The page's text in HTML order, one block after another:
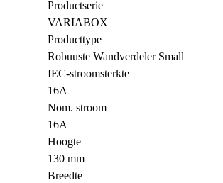
Productserie
VARIABOX
Producttype
Robuuste Wandverdeler Small
IEC-stroomsterkte
16A
Nom. stroom
16A
Hoogte
130 mm
Breedte